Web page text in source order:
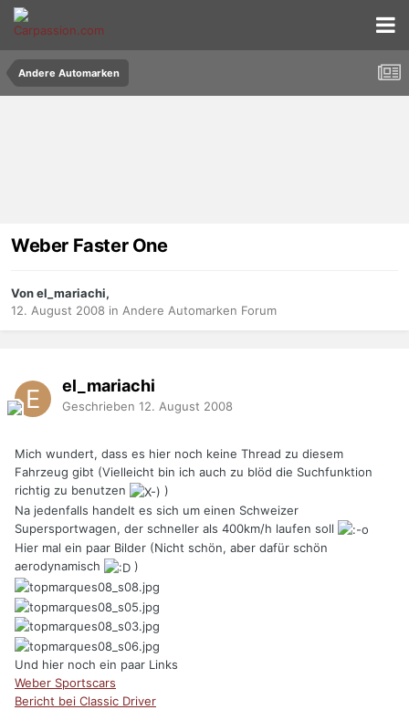
Andere Automarken
Weber Faster One
Von el_mariachi,
12. August 2008 in Andere Automarken Forum
el_mariachi
Geschrieben 12. August 2008
Mich wundert, dass es hier noch keine Thread zu diesem
Fahrzeug gibt (Vielleicht bin ich auch zu blöd die Suchfunktion
richtig zu benutzen
)
Na jedenfalls handelt es sich um einen Schweizer
Supersportwagen, der schneller als 400km/h laufen soll
Hier mal ein paar Bilder (Nicht schön, aber dafür schön
aerodynamisch
)
Und hier noch ein paar Links
Weber Sportscars
Bericht bei Classic Driver